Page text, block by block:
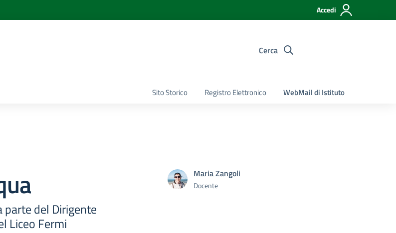
Accedi
Cerca
Sito Storico Registro Elettronico WebMail di Istituto
parte del Dirigente
Liceo Fermi
Maria Zangoli
Docente